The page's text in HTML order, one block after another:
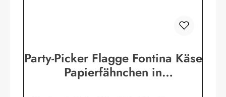
Party-Picker Flagge Fontina Käse
Papierfähnchen in